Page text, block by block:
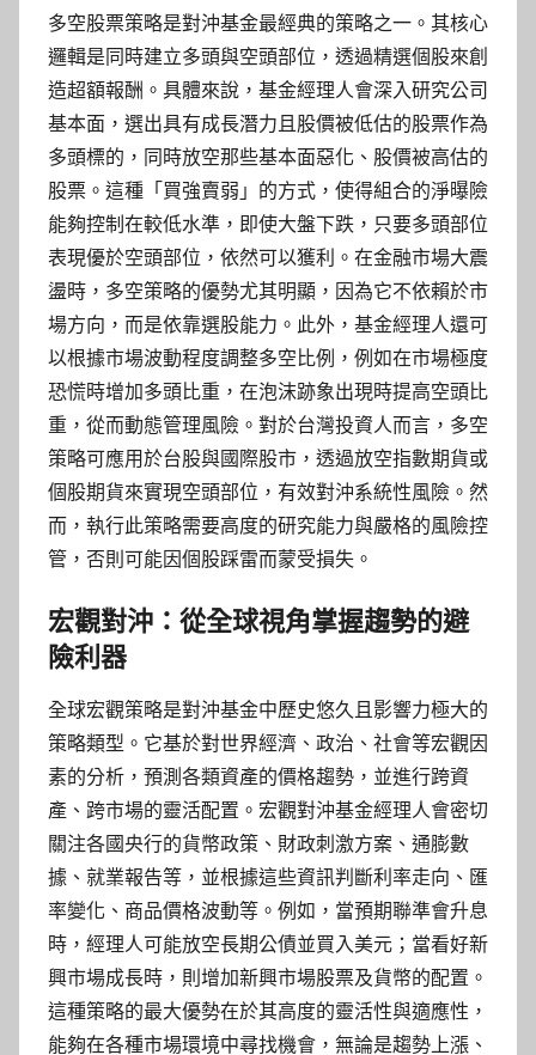
多空股票策略是對沖基金最經典的策略之一。其核心
邏輯是同時建立多頭與空頭部位，透過精選個股來創
造超額報酬。具體來說，基金經理人會深入研究公司
基本面，選出具有成長潛力且股價被低估的股票作為
多頭標的，同時放空那些基本面惡化、股價被高估的
股票。這種「買強賣弱」的方式，使得組合的淨曝險
能夠控制在較低水準，即使大盤下跌，只要多頭部位
表現優於空頭部位，依然可以獲利。在金融市場大震
盪時，多空策略的優勢尤其明顯，因為它不依賴於市
場方向，而是依靠選股能力。此外，基金經理人還可
以根據市場波動程度調整多空比例，例如在市場極度
恐慌時增加多頭比重，在泡沫跡象出現時提高空頭比
重，從而動態管理風險。對於台灣投資人而言，多空
策略可應用於台股與國際股市，透過放空指數期貨或
個股期貨來實現空頭部位，有效對沖系統性風險。然
而，執行此策略需要高度的研究能力與嚴格的風險控
管，否則可能因個股踩雷而蒙受損失。
宏觀對沖：從全球視角掌握趨勢的避
險利器
全球宏觀策略是對沖基金中歷史悠久且影響力極大的
策略類型。它基於對世界經濟、政治、社會等宏觀因
素的分析，預測各類資產的價格趨勢，並進行跨資
產、跨市場的靈活配置。宏觀對沖基金經理人會密切
關注各國央行的貨幣政策、財政刺激方案、通膨數
據、就業報告等，並根據這些資訊判斷利率走向、匯
率變化、商品價格波動等。例如，當預期聯準會升息
時，經理人可能放空長期公債並買入美元；當看好新
興市場成長時，則增加新興市場股票及貨幣的配置。
這種策略的最大優勢在於其高度的靈活性與適應性，
能夠在各種市場環境中尋找機會，無論是趨勢上漲、